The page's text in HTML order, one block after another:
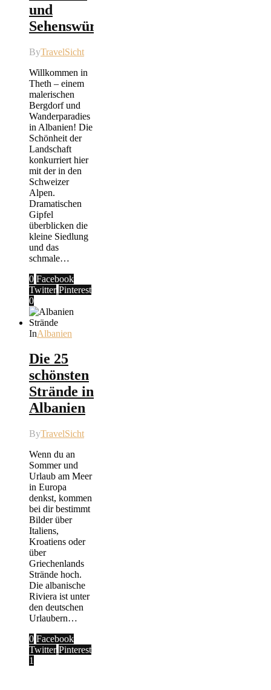
und
Sehenswürdigkeiten
ByTravelSicht
Willkommen in
Theth – einem
malerischen
Bergdorf und
Wanderparadies
in Albanien! Die
Schönheit der
Landschaft
konkurriert hier
mit der in den
Schweizer
Alpen.
Dramatischen
Gipfel
überblicken die
kleine Siedlung
und das
schmale…
0 Facebook
Twitter Pinterest
0
InAlbanien
Die 25
schönsten
Strände in
Albanien
ByTravelSicht
Wenn du an
Sommer und
Urlaub am Meer
in Europa
denkst, kommen
bei dir bestimmt
Bilder über
Italiens,
Kroatiens oder
über
Griechenlands
Strände hoch.
Die albanische
Riviera ist unter
den deutschen
Urlaubern…
0 Facebook
Twitter Pinterest
1